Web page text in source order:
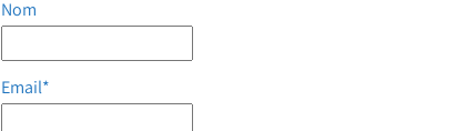
Nom
Email*